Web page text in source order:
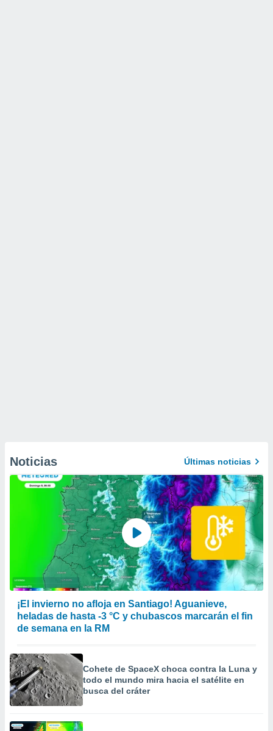
Noticias Últimas noticias
¡El invierno no afloja en Santiago! Aguanieve,
heladas de hasta -3 °C y chubascos marcarán el fin
de semana en la RM
Cohete de SpaceX choca contra la Luna y
todo el mundo mira hacia el satélite en
busca del cráter